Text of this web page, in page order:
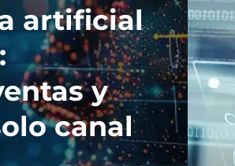
artificial
y
canal